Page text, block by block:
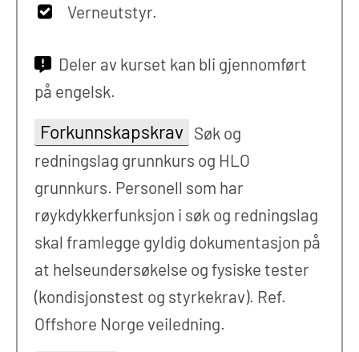
Verneutstyr.
Deler av kurset kan bli gjennomført
på engelsk.
Forkunnskapskrav Søk og
redningslag grunnkurs og HLO
grunnkurs. Personell som har
røykdykkerfunksjon i søk og redningslag
skal framlegge gyldig dokumentasjon på
at helseundersøkelse og fysiske tester
(kondisjonstest og styrkekrav). Ref.
Offshore Norge veiledning.